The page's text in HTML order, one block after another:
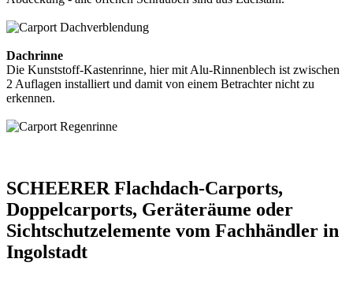
Dachrinne
Die Kunststoff-Kastenrinne, hier mit Alu-Rinnenblech ist zwischen
2 Auflagen installiert und damit von einem Betrachter nicht zu
erkennen.
SCHEERER Flachdach-Carports,
Doppelcarports, Geräteräume oder
Sichtschutzelemente vom Fachhändler in
Ingolstadt